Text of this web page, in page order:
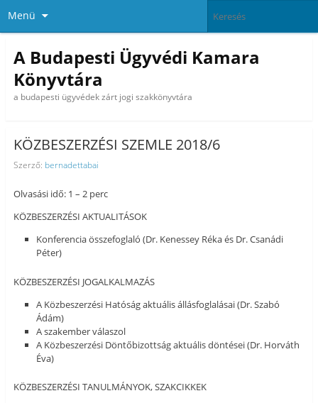
Menü
A Budapesti Ügyvédi Kamara
Könyvtára
a budapesti ügyvédek zárt jogi szakkönyvtára
KÖZBESZERZÉSI SZEMLE 2018/6
Szerző: bernadettabai
Olvasási idő: 1 – 2 perc
KÖZBESZERZÉSI AKTUALITÁSOK
Konferencia összefoglaló (Dr. Kenessey Réka és Dr. Csanádi
Péter)
KÖZBESZERZÉSI JOGALKALMAZÁS
A Közbeszerzési Hatóság aktuális állásfoglalásai (Dr. Szabó
Ádám)
A szakember válaszol
A Közbeszerzési Döntőbizottság aktuális döntései (Dr. Horváth
Éva)
KÖZBESZERZÉSI TANULMÁNYOK, SZAKCIKKEK